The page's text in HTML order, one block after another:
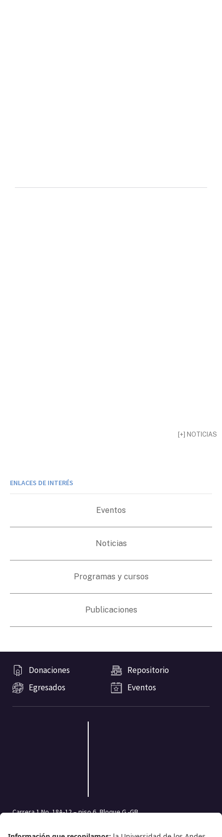
[+] NOTICIAS
ENLACES DE INTERÉS
Eventos
Noticias
Programas y cursos
Publicaciones
Donaciones
Repositorio
Egresados
Eventos
Carrera 1 No. 18A-12 – piso 6, Bloque G -GB
Tel.: (601) 332 45 05 | (601) 339 49 49 Ext.: 2500